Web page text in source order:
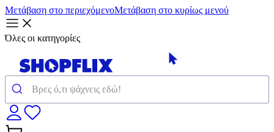
Μετάβαση στο περιεχόμενοΜετάβαση στο κυρίως μενού
Όλες οι κατηγορίες